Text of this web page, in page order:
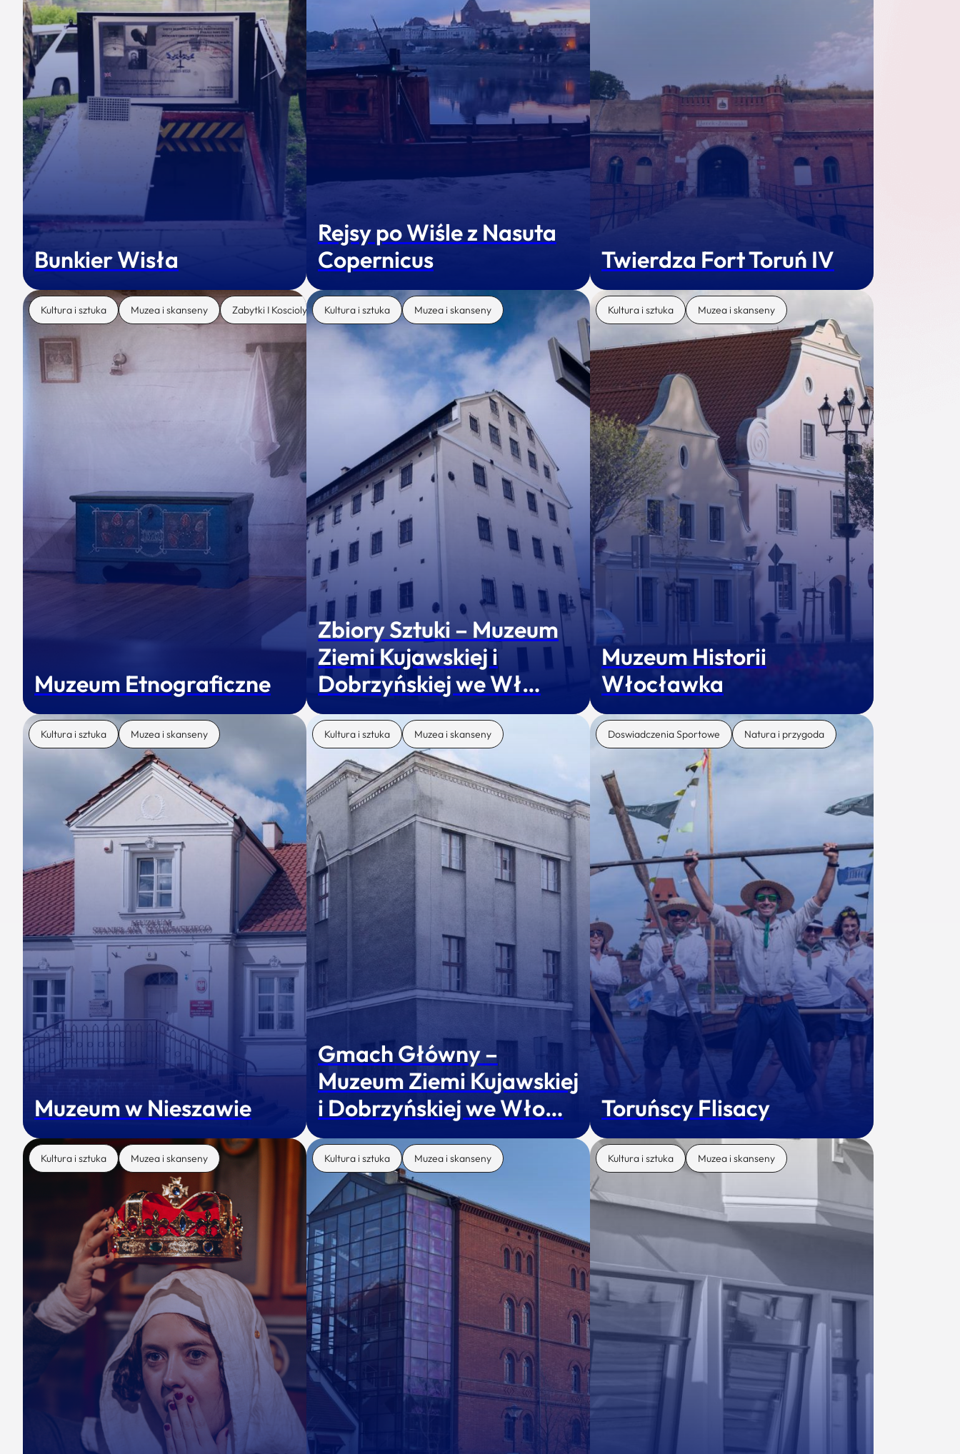
Bunkier Wisła
Rejsy po Wiśle z Nasuta
Copernicus
Twierdza Fort Toruń IV
Kultura i sztuka Muzea i skanseny Zabytki I Koscioly
Muzeum Etnograficzne
Kultura i sztuka Muzea i skanseny
Zbiory Sztuki – Muzeum
Ziemi Kujawskiej i
Dobrzyńskiej we Wł…
Kultura i sztuka Muzea i skanseny
Muzeum Historii
Włocławka
Kultura i sztuka Muzea i skanseny
Muzeum w Nieszawie
Kultura i sztuka Muzea i skanseny
Gmach Główny –
Muzeum Ziemi Kujawskiej
i Dobrzyńskiej we Wło…
Doswiadczenia Sportowe Natura i przygoda
Toruńscy Flisacy
Kultura i sztuka Muzea i skanseny Kultura i sztuka Muzea i skanseny Kultura i sztuka Muzea i skanseny